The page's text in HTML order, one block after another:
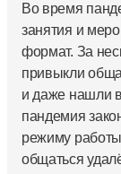
Во время
занятия и
формат. За
привыкли
и даже нашли
пандемия
режиму
общаться